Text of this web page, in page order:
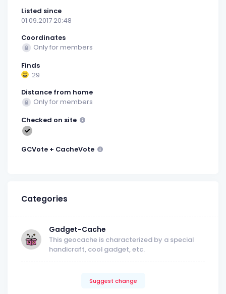
Listed since
01.09.2017 20:48
Coordinates
Only for members
Finds
29
Distance from home
Only for members
Checked on site
GCVote + CacheVote
Categories
Gadget-Cache
This geocache is characterized by a special
handicraft, cool gadget, etc.
Suggest change